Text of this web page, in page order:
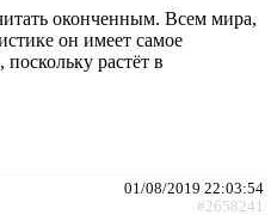
оконченным. Всем мира,
он имеет самое
растёт в
01/08/2019 22:03:54
#2658241